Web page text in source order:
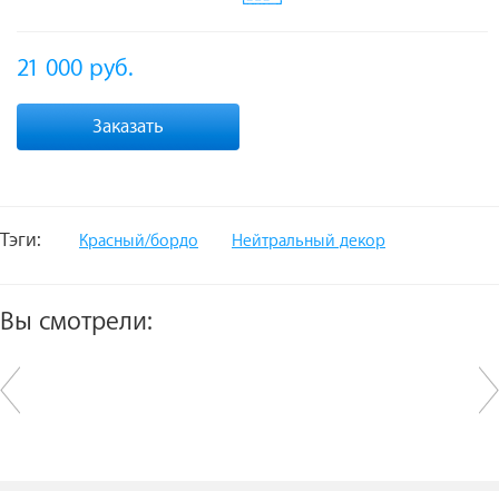
21 000 руб.
Заказать
Тэги: Красный/бордо Нейтральный декор
Вы смотрели: